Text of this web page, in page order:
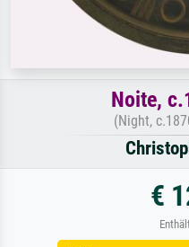
Noite,
(Night,
€